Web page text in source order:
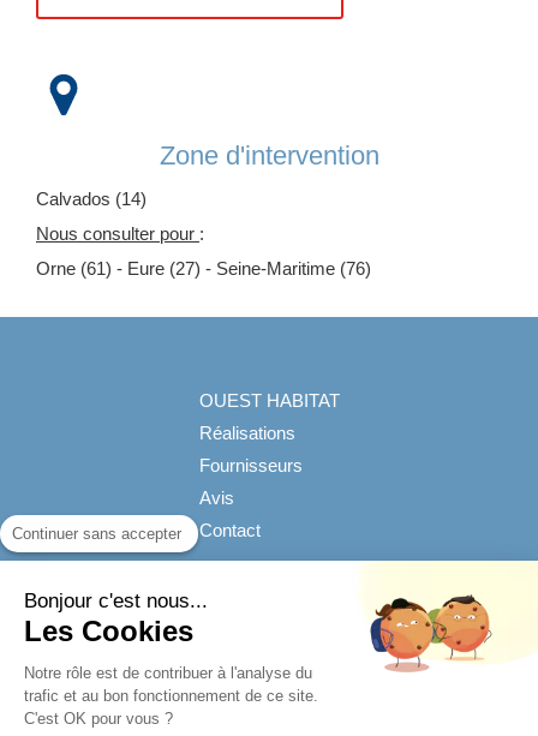
Zone d'intervention
Calvados (14)
Nous consulter pour :
Orne (61) - Eure (27) - Seine-Maritime (76)
OUEST HABITAT
Réalisations
Fournisseurs
Avis
Contact
Mentions légales
Continuer sans accepter
Bonjour c'est nous...
Les Cookies
Notre rôle est de contribuer à l'analyse du
trafic et au bon fonctionnement de ce site.
C'est OK pour vous ?